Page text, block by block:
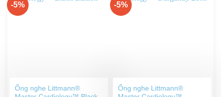
-5%
Ống nghe Littmann®
-5%
Ống nghe Littmann®